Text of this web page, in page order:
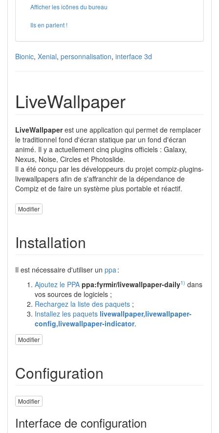
Afficher les icônes du bureau
Ils en parlent !
Bionic, Xenial, personnalisation, interface 3d
LiveWallpaper
LiveWallpaperest une application qui permet de remplacer
le traditionnel fond d'écran statique par un fond d'écran
animé. Il y a actuellement cinq plugins officiels : Galaxy,
Nexus, Noise, Circles et Photoslide.
Il a été conçu par les développeurs du projet compiz-plugins-
livewallpapers afin de s'affranchir de la dépendance de
Compiz et de faire un système plus portable et réactif.
Modifier
Installation
Il est nécessaire d'utiliser un ppa:
Ajoutez le PPA ppa:fyrmir/livewallpaper-daily1) dans
vos sources de logiciels ;
Rechargez la liste des paquets ;
Installez les paquets livewallpaper,livewallpaper-
config,livewallpaper-indicator.
Modifier
Configuration
Modifier
Interface de configuration